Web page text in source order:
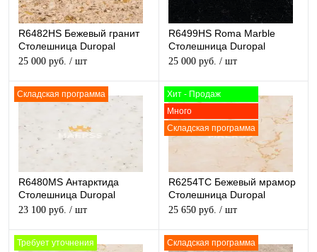
R6482HS Бежевый гранит
Столешница Duropal
глянцевая
25 000 руб. / шт
R6499HS Roma Marble
Столешница Duropal
глянцевая
25 000 руб. / шт
Складская программа
R6480MS Антарктида
Столешница Duropal
матовая
23 100 руб. / шт
Хит - Продаж
Много
Складская программа
R6254TC Бежевый мрамор
Столешница Duropal
матовая
25 650 руб. / шт
Требует уточнения Складская программа